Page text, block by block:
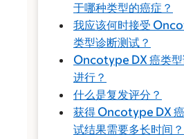
于哪种类型的癌症？
我应该何时接受
类型诊断测试？
Oncotype DX 癌类型
进行？
什么是复发评分？
获得 Oncotype DX
试结果需要多长时间？